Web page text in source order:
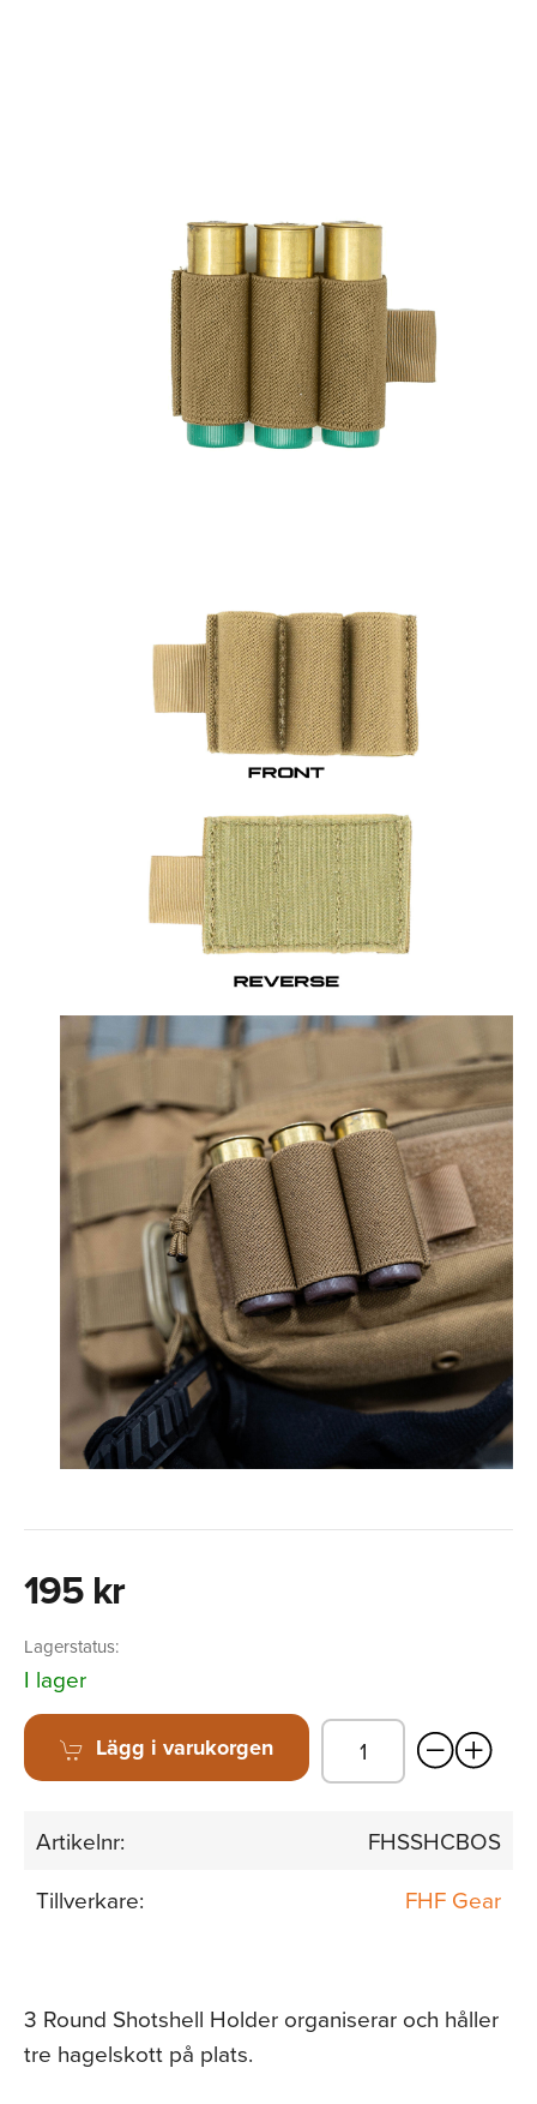
195 kr
Lagerstatus:
I lager
Lägg i varukorgen
Artikelnr:
FHSSHCBOS
Tillverkare:
FHF Gear
3 Round Shotshell Holder organiserar och håller
tre hagelskott på plats.